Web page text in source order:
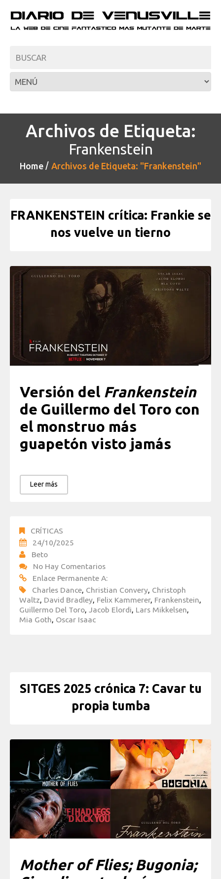
Archivos de Etiqueta:
Frankenstein
Home Archivos de Etiqueta: "Frankenstein"
FRANKENSTEIN crítica: Frankie se
nos vuelve un tierno
Versión del Frankenstein
de Guillermo del Toro con
el monstruo más
guapetón visto jamás
Leer más
CRÍTICAS
24/10/2025
Beto
No Hay Comentarios
Enlace Permanente A:
Charles Dance, Christian Convery, Christoph
Waltz, David Bradley, Felix Kammerer, Frankenstein,
Guillermo Del Toro, Jacob Elordi, Lars Mikkelsen,
Mia Goth, Oscar Isaac
SITGES 2025 crónica 7: Cavar tu
propia tumba
Mother of Flies; Bugonia;